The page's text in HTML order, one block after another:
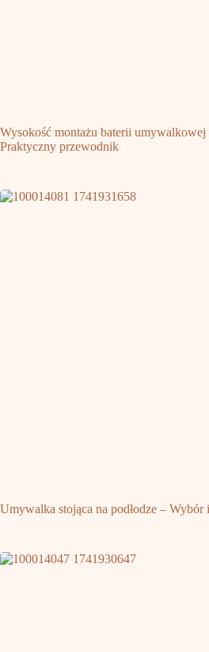
Wysokość montażu baterii
Praktyczny przewodnik
Umywalka stojąca na podłodze – Wybór